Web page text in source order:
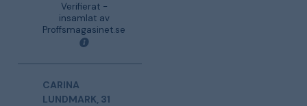
Verifierat -
insamlat av
Proffsmagasinet.se
CARINA
LUNDMARK, 31